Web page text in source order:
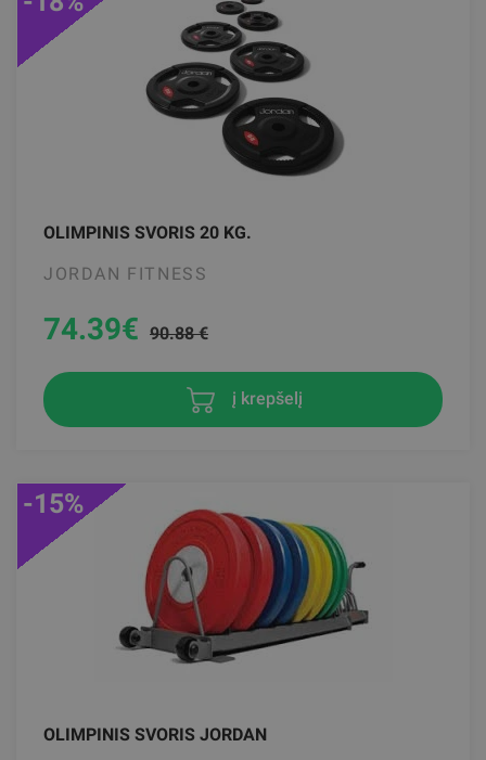
OLIMPINIS SVORIS 20 KG.
JORDAN FITNESS
74.39€ 90.88 €
į krepšelį
OLIMPINIS SVORIS JORDAN
-15%